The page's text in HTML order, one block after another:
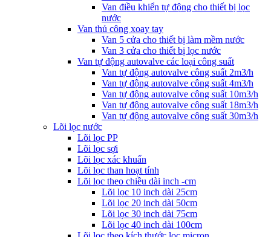
Van điều khiển tự động cho thiết bị lọc
nước
Van thủ công xoay tay
Van 5 cửa cho thiết bị làm mềm nước
Van 3 cửa cho thiết bị lọc nước
Van tự động autovalve các loại công suất
Van tự động autovalve công suất 2m3/h
Van tự động autovalve công suất 4m3/h
Van tự động autovalve công suất 10m3/h
Van tự động autovalve công suất 18m3/h
Van tự động autovalve công suất 30m3/h
Lõi lọc nước
Lõi lọc PP
Lõi lọc sợi
Lõi lọc xác khuẩn
Lõi lọc than hoạt tính
Lõi lọc theo chiều dài inch -cm
Lõi lọc 10 inch dài 25cm
Lõi lọc 20 inch dài 50cm
Lõi lọc 30 inch dài 75cm
Lõi lọc 40 inch dài 100cm